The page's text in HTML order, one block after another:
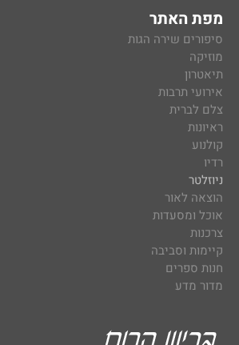
מפת האתר
סיפורים שירה הגות
מוזיקה
תיאטרון
אירועי תרבות
צלם לברית
ראיונות
קולנוע
רדיו
ניוזלטר
הוצאה לאור
אוכל ומסעדות
צרכנות
קיימות וסביבה
חנות ספרים
מדור מדע